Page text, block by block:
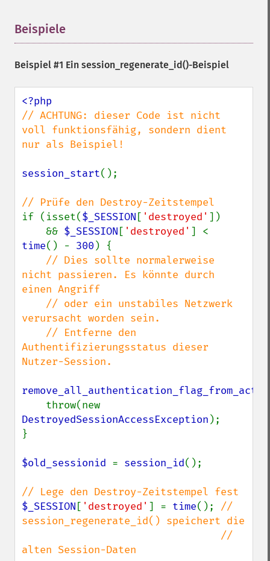
Beispiele
Beispiel #1 Ein session_regenerate_id()-Beispiel
// ACHTUNG: dieser Code ist nicht
voll funktionsfähig, sondern dient
nur als Beispiel!
session_start();
if (isset($_SESSION [ 'destroyed' ])
    &&
$_SESSION [ 'destroyed'
time() - 300 ) {
// Dies sollte normalerweise
nicht passieren. Es könnte durch
einen Angriff
verursacht worden sein.
Authentifizierungsstatus dieser
Nutzer-Session.
DestroyedSessionAccessException );
}
$old_sessionid = session_id();
$_SESSION [ 'destroyed' ] = time(); //
session_regenerate_id() speichert die
alten Session-Daten